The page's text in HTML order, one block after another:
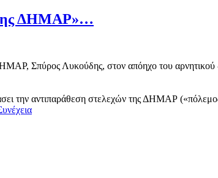
της ΔΗΜΑΡ»…
Σπύρος Λυκούδης, στον απόηχο του αρνητικού
την αντιπαράθεση στελεχών της ΔΗΜΑΡ